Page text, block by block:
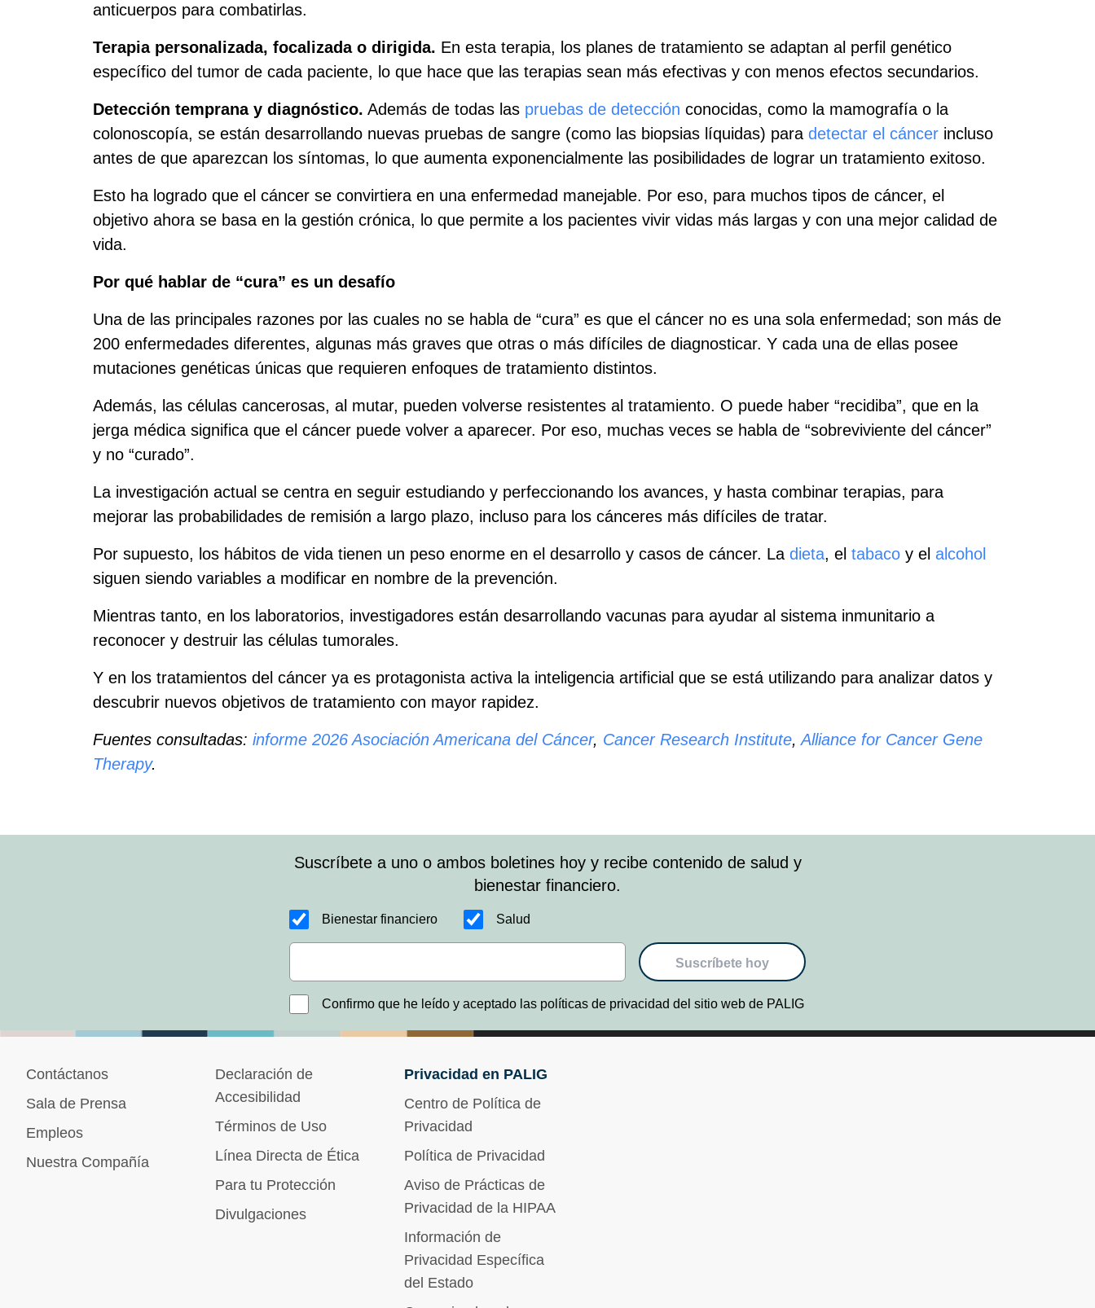
anticuerpos para combatirlas.
Terapia personalizada, focalizada o dirigida. En esta terapia, los planes de tratamiento se adaptan al perfil genético
específico del tumor de cada paciente, lo que hace que las terapias sean más efectivas y con menos efectos secundarios.
Detección temprana y diagnóstico. Además de todas las pruebas de detección conocidas, como la mamografía o la
colonoscopía, se están desarrollando nuevas pruebas de sangre (como las biopsias líquidas) para detectar el cáncer incluso
antes de que aparezcan los síntomas, lo que aumenta exponencialmente las posibilidades de lograr un tratamiento exitoso.
Esto ha logrado que el cáncer se convirtiera en una enfermedad manejable. Por eso, para muchos tipos de cáncer, el
objetivo ahora se basa en la gestión crónica, lo que permite a los pacientes vivir vidas más largas y con una mejor calidad de
vida.
Por qué hablar de “cura” es un desafío
Una de las principales razones por las cuales no se habla de “cura” es que el cáncer no es una sola enfermedad; son más de
200 enfermedades diferentes, algunas más graves que otras o más difíciles de diagnosticar. Y cada una de ellas posee
mutaciones genéticas únicas que requieren enfoques de tratamiento distintos.
Además, las células cancerosas, al mutar, pueden volverse resistentes al tratamiento. O puede haber “recidiba”, que en la
jerga médica significa que el cáncer puede volver a aparecer. Por eso, muchas veces se habla de “sobreviviente del cáncer”
y no “curado”.
La investigación actual se centra en seguir estudiando y perfeccionando los avances, y hasta combinar terapias, para
mejorar las probabilidades de remisión a largo plazo, incluso para los cánceres más difíciles de tratar.
Por supuesto, los hábitos de vida tienen un peso enorme en el desarrollo y casos de cáncer. La dieta, el tabaco y el alcohol
siguen siendo variables a modificar en nombre de la prevención.
Mientras tanto, en los laboratorios, investigadores están desarrollando vacunas para ayudar al sistema inmunitario a
reconocer y destruir las células tumorales.
Y en los tratamientos del cáncer ya es protagonista activa la inteligencia artificial que se está utilizando para analizar datos y
descubrir nuevos objetivos de tratamiento con mayor rapidez.
Fuentes consultadas: informe 2026 Asociación Americana del Cáncer, Cancer Research Institute,Alliance for Cancer Gene
Therapy.
Suscríbete a uno o ambos boletines hoy y recibe contenido de salud y
bienestar financiero.
Bienestar financiero Salud
Suscríbete hoy
Confirmo que he leído y aceptado las políticas de privacidad del sitio web de PALIG
Contáctanos
Sala de Prensa
Empleos
Nuestra Compañía
Declaración de
Accesibilidad
Términos de Uso
Línea Directa de Ética
Para tu Protección
Divulgaciones
Privacidad en PALIG
Centro de Política de
Privacidad
Política de Privacidad
Aviso de Prácticas de
Privacidad de la HIPAA
Información de
Privacidad Específica
del Estado